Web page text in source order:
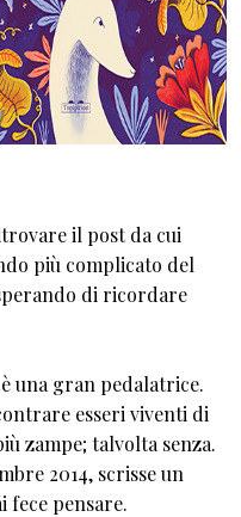
il post da cui
più complicato del
di ricordare
una gran pedalatrice.
esseri viventi di
zampe; talvolta senza.
2014, scrisse un
fece pensare.